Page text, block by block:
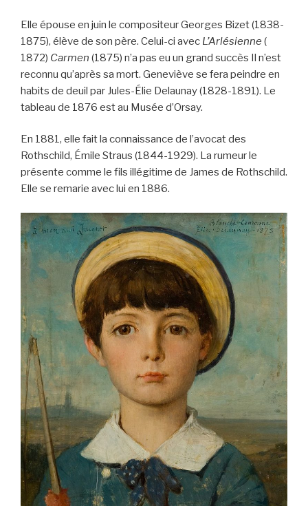
Elle épouse en juin le compositeur Georges Bizet (1838-
1875), élève de son père. Celui-ci avec L’Arlésienne (
1872) Carmen (1875) n’a pas eu un grand succès Il n’est
reconnu qu’après sa mort. Geneviève se fera peindre en
habits de deuil par Jules-Élie Delaunay (1828-1891). Le
tableau de 1876 est au Musée d’Orsay.
En 1881, elle fait la connaissance de l’avocat des
Rothschild, Émile Straus (1844-1929). La rumeur le
présente comme le fils illégitime de James de Rothschild.
Elle se remarie avec lui en 1886.